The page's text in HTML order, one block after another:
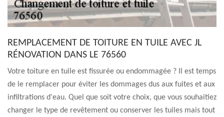
REMPLACEMENT DE TOITURE EN TUILE AVEC JL
RÉNOVATION DANS LE 76560
Votre toiture en tuile est fissurée ou endommagée ? Il est temps
de le remplacer pour éviter les dommages dus aux fuites et aux
infiltrations d'eau. Quel que soit votre choix, que vous souhaitiez
changer le type de revêtement ou conserver les tuiles mais tout